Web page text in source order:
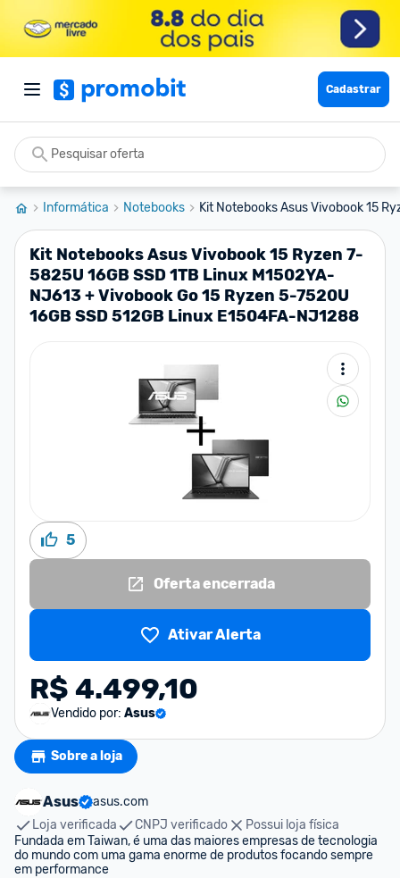
Cadastrar
Informática Notebooks Kit Notebooks Asus Vivobook 15
Kit Notebooks Asus Vivobook 15 Ryzen 7-
5825U 16GB SSD 1TB Linux M1502YA-
NJ613 + Vivobook Go 15 Ryzen 5-7520U
16GB SSD 512GB Linux E1504FA-NJ1288
5
Oferta encerrada
Ativar Alerta
R$ 4.499,10
Vendido por: Asus
Sobre a loja
Asus
asus.com
Loja verificada
CNPJ verificado
Possui loja física
Fundada em Taiwan, é uma das maiores empresas de tecnologia
do mundo com uma gama enorme de produtos focando sempre
em performance